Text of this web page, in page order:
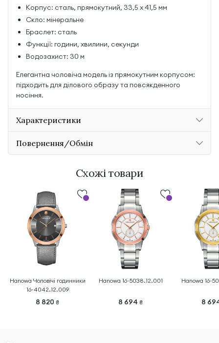
Корпус: сталь, прямокутний, 33,5 x 41,5 мм
Скло: мінеральне
Браслет: сталь
Функції: години, хвилини, секунди
Водозахист: 30 м
Елегантна чоловіча модель із прямокутним корпусом:
підходить для ділового образу та повсякденного
носіння.
Характеристики
Повернення/Обмін
Схожі товари
Hanowa Чоловічі годинники
16-4042.12.009
8 820 ₴
Hanowa 16-5038.12.001
8 694 ₴
Hanowa 16-
8